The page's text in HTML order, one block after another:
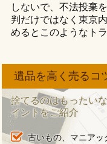
しないで、不法投棄
判だけではなく東京
めるとこのようなト
遺品を高く売るコ
捨てるのはもったい
イントをご紹介
古いもの、マニアッ